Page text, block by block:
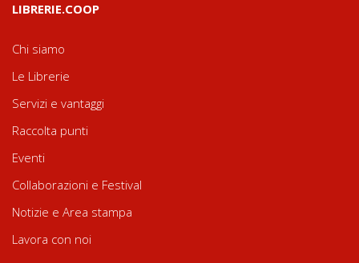
LIBRERIE.COOP
Chi siamo
Le Librerie
Servizi e vantaggi
Raccolta punti
Eventi
Collaborazioni e Festival
Notizie e Area stampa
Lavora con noi